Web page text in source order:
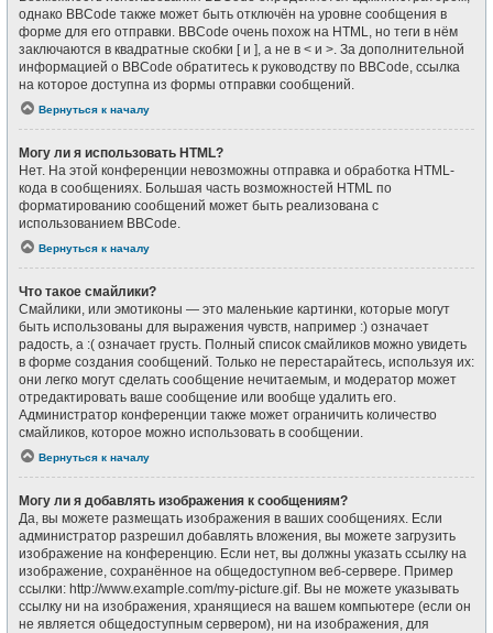
однако BBCode также может быть отключён на уровне сообщения в
форме для его отправки. BBCode очень похож на HTML, но теги в нём
заключаются в квадратные скобки [ и ], а не в < и >. За дополнительной
информацией о BBCode обратитесь к руководству по BBCode, ссылка
на которое доступна из формы отправки сообщений.
Вернуться к началу
Могу ли я использовать HTML?
Нет. На этой конференции невозможны отправка и обработка HTML-
кода в сообщениях. Большая часть возможностей HTML по
форматированию сообщений может быть реализована с
использованием BBCode.
Вернуться к началу
Что такое смайлики?
Смайлики, или эмотиконы — это маленькие картинки, которые могут
быть использованы для выражения чувств, например :) означает
радость, а :( означает грусть. Полный список смайликов можно увидеть
в форме создания сообщений. Только не перестарайтесь, используя их:
они легко могут сделать сообщение нечитаемым, и модератор может
отредактировать ваше сообщение или вообще удалить его.
Администратор конференции также может ограничить количество
смайликов, которое можно использовать в сообщении.
Вернуться к началу
Могу ли я добавлять изображения к сообщениям?
Да, вы можете размещать изображения в ваших сообщениях. Если
администратор разрешил добавлять вложения, вы можете загрузить
изображение на конференцию. Если нет, вы должны указать ссылку на
изображение, сохранённое на общедоступном веб-сервере. Пример
ссылки: http://www.example.com/my-picture.gif. Вы не можете указывать
ссылку ни на изображения, хранящиеся на вашем компьютере (если он
не является общедоступным сервером), ни на изображения, для